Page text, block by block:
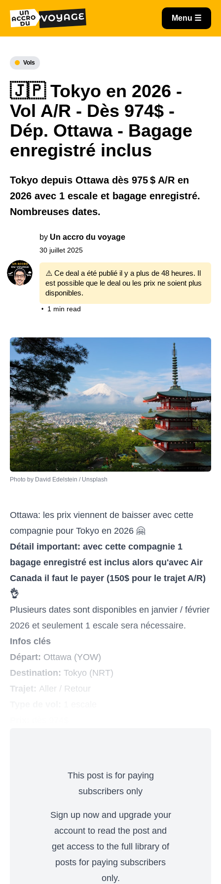
Vols
🇯🇵 Tokyo en 2026 -
Vol A/R - Dès 974$ -
Dép. Ottawa - Bagage
enregistré inclus
Tokyo depuis Ottawa dès 975 $ A/R en
2026 avec 1 escale et bagage enregistré.
Nombreuses dates.
by Un accro du voyage
30 juillet 2025
⚠️ Ce deal a été publié il y a plus de 48 heures. Il
est possible que le deal ou les prix ne soient plus
disponibles.
• 1 min read
Photo by David Edelstein / Unsplash
Ottawa: les prix viennent de baisser avec cette
compagnie pour Tokyo en 2026 🤗
Détail important: avec cette compagnie 1
bagage enregistré est inclus alors qu'avec Air
Canada il faut le payer (150$ pour le trajet A/R)
👌
Plusieurs dates sont disponibles en janvier / février
2026 et seulement 1 escale sera nécessaire.
Infos clés
Départ: Ottawa (YOW)
Destination: Tokyo (NRT)
Trajet: Aller / Retour
This post is for paying
subscribers only
Sign up now and upgrade your
account to read the post and
get access to the full library of
posts for paying subscribers
only.